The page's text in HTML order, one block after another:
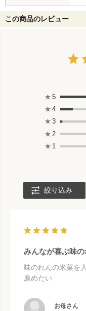
この商品のレビュー
★ 5
★ 4
★ 3
★ 2
★ 1
絞り込み
みんなが喜ぶ味の
味のれんの米菓を
薦めたい
お母さん